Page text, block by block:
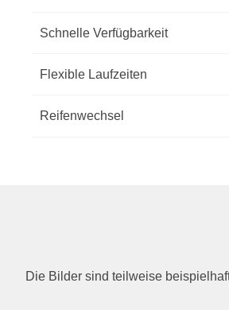
Schnelle Verfügbarkeit
Flexible Laufzeiten
Reifenwechsel
Die Bilder sind teilweise